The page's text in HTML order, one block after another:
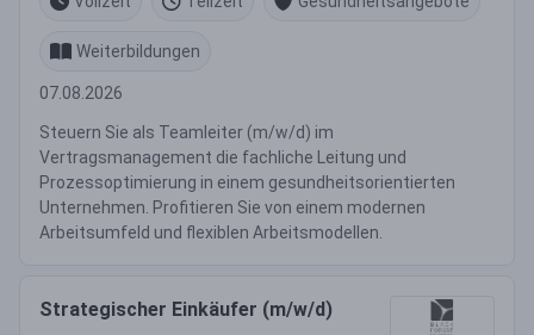
Weiterbildungen
07.08.2026
Steuern Sie als Teamleiter (m/w/d) im
Vertragsmanagement die fachliche Leitung und
Prozessoptimierung in einem gesundheitsorientierten
Unternehmen. Profitieren Sie von einem modernen
Arbeitsumfeld und flexiblen Arbeitsmodellen.
Strategischer Einkäufer (m/w/d)